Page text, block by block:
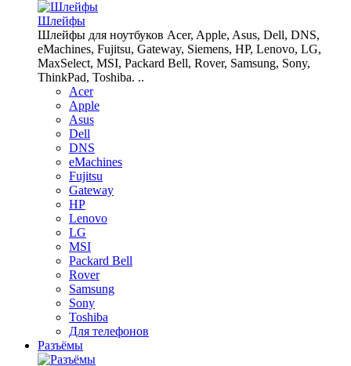
Шлейфы
Шлейфы для ноутбуков Acer, Apple, Asus, Dell, DNS,
eMachines, Fujitsu, Gateway, Siemens, HP, Lenovo, LG,
MaxSelect, MSI, Packard Bell, Rover, Samsung, Sony,
ThinkPad, Toshiba. ..
Acer
Apple
Asus
Dell
DNS
eMachines
Fujitsu
Gateway
HP
Lenovo
LG
MSI
Packard Bell
Rover
Samsung
Sony
Toshiba
Для телефонов
Разъёмы